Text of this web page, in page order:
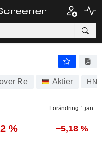
Re Aktier
Förändring 1 jan.
% −5,18 %